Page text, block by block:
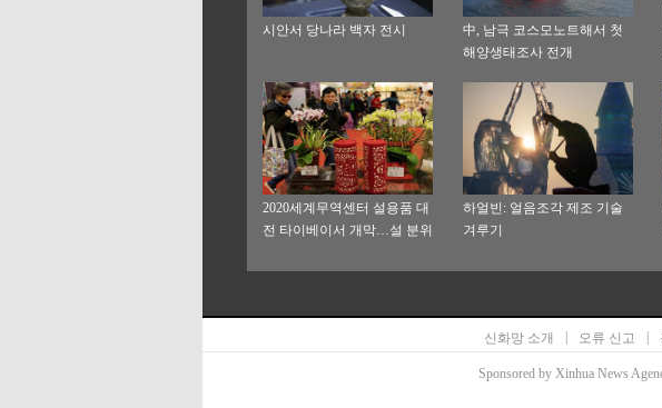
시안서 당나라 백자 전시
中, 남극 코스모노트해서 첫
해양생태조사 전개
2020세계무역센터 설용품 대
전 타이베이서 개막…설 분위
하얼빈: 얼음조각 제조 기술
겨루기